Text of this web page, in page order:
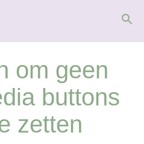
hoofdcontent
om geen
buttons
zetten